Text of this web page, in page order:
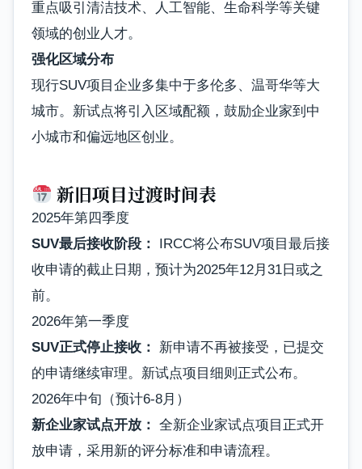
重点吸引清洁技术、人工智能、生命科学等关键
领域的创业人才。
强化区域分布
现行SUV项目企业多集中于多伦多、温哥华等大
城市。新试点将引入区域配额，鼓励企业家到中
小城市和偏远地区创业。
新旧项目过渡时间表
2025年第四季度
SUV最后接收阶段：
IRCC将公布SUV项目最后接
收申请的截止日期，预计为2025年12月31日或之
前。
2026年第一季度
SUV正式停止接收：
新申请不再被接受，已提交
的申请继续审理。新试点项目细则正式公布。
2026年中旬（预计6-8月）
新企业家试点开放： 全新企业家试点项目正式开
放申请，采用新的评分标准和申请流程。